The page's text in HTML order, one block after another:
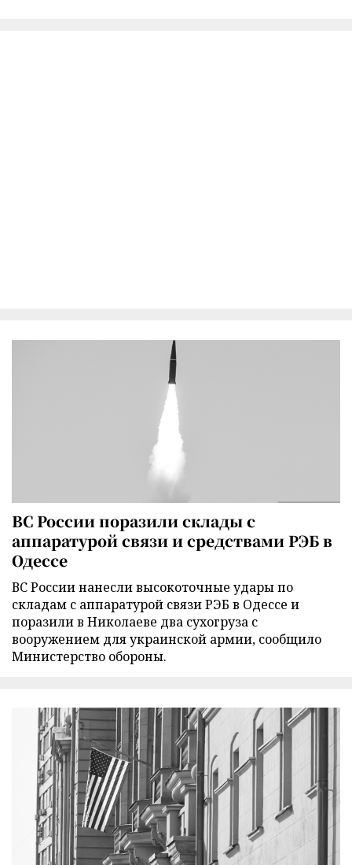
ВС России поразили склады с
аппаратурой связи и средствами РЭБ в
Одессе
ВС России нанесли высокоточные удары по
складам с аппаратурой связи РЭБ в Одессе и
поразили в Николаеве два сухогруза с
вооружением для украинской армии, сообщило
Министерство обороны.